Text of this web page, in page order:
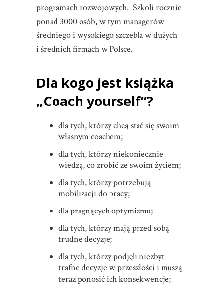
programach rozwojowych. Szkoli rocznie
ponad 3000 osób, w tym managerów
średniego i wysokiego szczebla w dużych
i średnich firmach w Polsce.
Dla kogo jest książka
„Coach yourself”?
dla tych, którzy chcą stać się swoim
własnym coachem;
dla tych, którzy niekoniecznie
wiedzą, co zrobić ze swoim życiem;
dla tych, którzy potrzebują
mobilizacji do pracy;
dla pragnących optymizmu;
dla tych, którzy mają przed sobą
trudne decyzje;
dla tych, którzy podjęli niezbyt
trafne decyzje w przeszłości i muszą
teraz ponosić ich konsekwencje;